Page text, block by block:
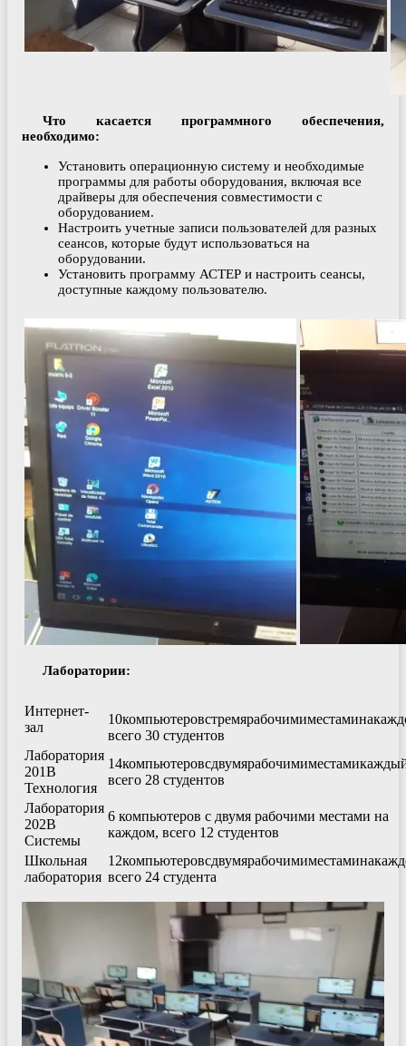
Что касается программного обеспечения,
необходимо:
Установить операционную систему и необходимые
программы для работы оборудования, включая все
драйверы для обеспечения совместимости с
оборудованием.
Настроить учетные записи пользователей для разных
сеансов, которые будут использоваться на
оборудовании.
Установить программу АСТЕР и настроить сеансы,
доступные каждому пользователю.
Лаборатории:
Интернет-
зал
10компьютеровстремярабочимиместамина
всего 30 студентов
Лаборатория
201B
Технология
14компьютеровсдвумярабочимиместами
всего 28 студентов
Лаборатория
202B
Системы
6 компьютеров с двумя рабочими местами на
каждом, всего 12 студентов
Школьная
лаборатория
12компьютеровсдвумярабочимиместамина
всего 24 студента